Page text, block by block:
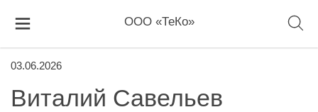
ООО «ТеКо»
03.06.2026
Виталий Савельев